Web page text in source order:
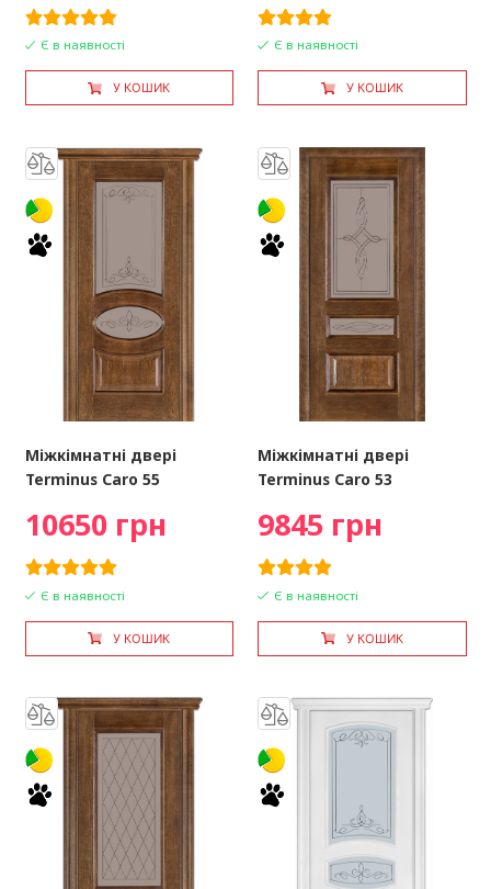
Є в наявності
У КОШИК
Є в наявності
У КОШИК
Міжкімнатні двері
Terminus Caro 55
10650 грн
Є в наявності
У КОШИК
Міжкімнатні двері
Terminus Caro 53
9845 грн
Є в наявності
У КОШИК